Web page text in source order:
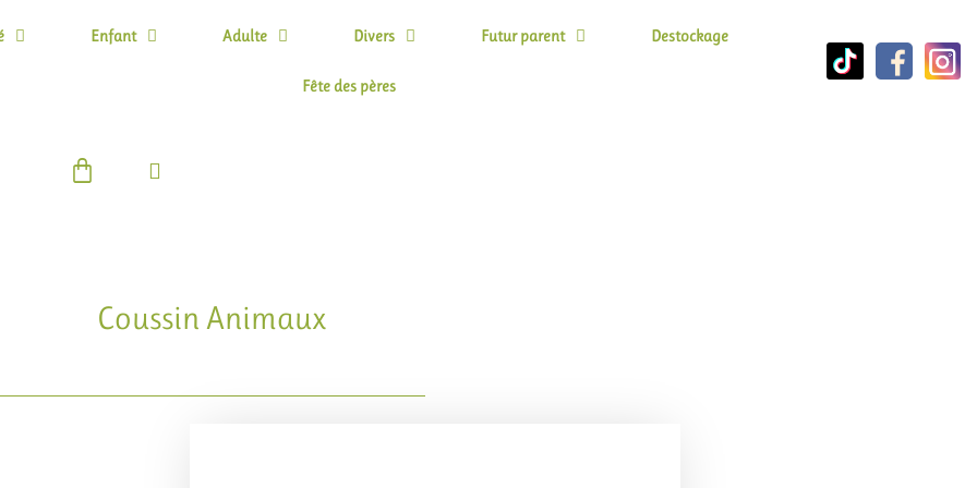
Enfant Adulte Divers Futur parent Destockage
Fête des pères
Panier
Coussin Animaux